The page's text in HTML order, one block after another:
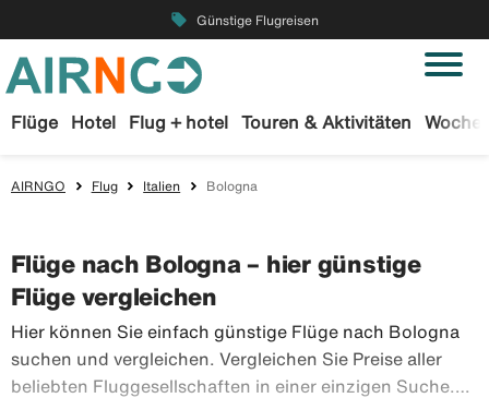
local_offer Günstige Flugreisen
Flüge Hotel Flug + hotel Touren & Aktivitäten
AIRNGO Flug Italien Bologna
Flüge nach Bologna – hier günstige
Flüge vergleichen
Hier können Sie einfach günstige Flüge nach Bologna
suchen und vergleichen. Vergleichen Sie Preise aller
beliebten Fluggesellschaften in einer einzigen Suche.